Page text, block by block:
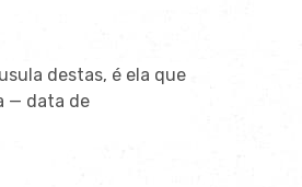
destas, é ela que
— data de